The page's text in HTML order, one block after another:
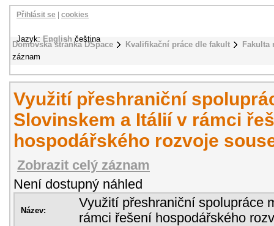
Domovská stránka DSpace Kvalifikační práce dle fakult
Fakulta
záznam
Přihlásit se cookies
Jazyk: English čeština
Využití přeshraniční
Slovinskem a Itálií v rámci
hospodářského rozvoje
Zobrazit celý záznam
Není dostupný náhled
Název:
Využití přeshraniční spolupráce
rámci řešení hospodářského